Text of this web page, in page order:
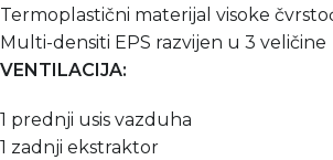
Termoplastični materijal visoke
Multi-densiti EPS razvijen u 3 veličine
VENTILACIJA:
1 prednji usis vazduha
1 zadnji ekstraktor